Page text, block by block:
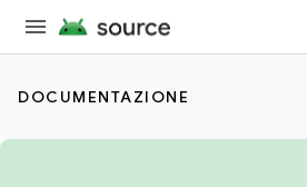
DOCUMENTAZIONE